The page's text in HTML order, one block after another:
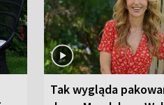
Tak wygląda